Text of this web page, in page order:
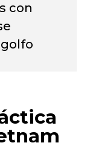
con